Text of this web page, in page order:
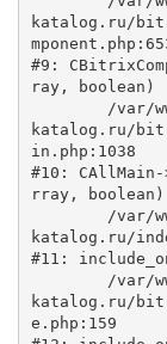
katalog.ru/
#9:
ray, boolean)
katalog.ru/
in.php:1038
#10:
rray, boolean)
katalog.ru/
#11:
katalog.ru/
e.php:159